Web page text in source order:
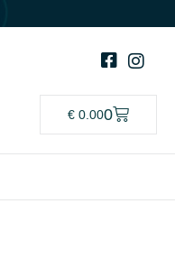
€0.000